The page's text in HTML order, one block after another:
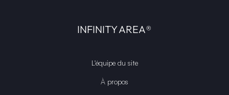
INFINITY AREA®
L'équipe du site
À propos